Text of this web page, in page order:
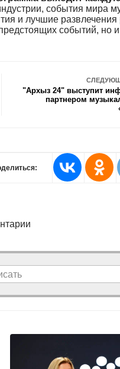
события мира
и лучшие развлечения
событий, но
"Архыз 24" выступит
партнером